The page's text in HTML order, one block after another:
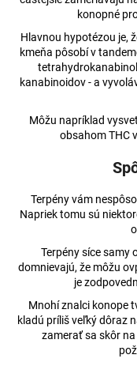
konopné
Hlavnou hypotézou je,
kmeňa pôsobí v
kanabinoidov - a
Môžu napríklad
obsahom THC
Terpény vám
Napriek tomu sú
Terpény síce samy
domnievajú, že môžu
je
Mnohí znalci konope
kladú príliš veľký dôraz
zamerať sa skôr
a
m
e
5%
HOVÄDZIE
Pôvodne:
€23,78